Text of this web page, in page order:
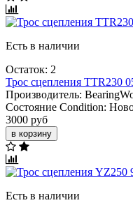
Есть в наличии
Остаток: 2
Трос сцепления TTR230
Производитель:
Состояние Condition:
3000 руб
в корзину
Есть в наличии